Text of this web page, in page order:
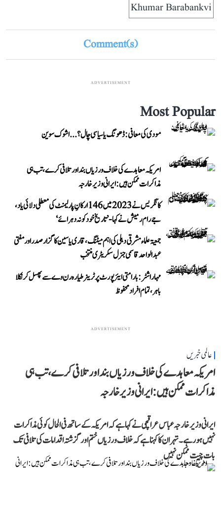
Khumar Barabankvi
Comment(s)
ADVERTISEMENT
Most Popular
مودی کی معافی: ڈھونگ یا سیاسی چال؟...اشوک سوین
امریکہ معاہدے کی خلاف ورزیاں بند اور تلافی کرے، تب ہی
مذاکرات ممکن ہیں: ایرانی وزیر خارجہ
کانگریس نے 2023 میں 146 ارکانِ پارلیمنٹ کی معطلی دلائی یاد،
جے رام رمیش نے کہا- ’تاریخ خود کو نہ دہرائے‘
جمعیۃ علماء مشرقی دہلی کی اہم میٹنگ، قاری یاسین کا گزار صدر اور مفتی
عبد الواحد قاسمی جنرل سکریٹری منتخب
مہاراشٹر: بارامتی ایئرپورٹ پر ٹرینر طیارہ رن وے سے پھسل کر نکلا
باہر، تمام افراد محفوظ
ADVERTISEMENT
عالمی خبریں
امریکہ معاہدے کی خلاف ورزیاں بند اور تلافی کرے، تب ہی
مذاکرات ممکن ہیں: ایرانی وزیر خارجہ
ایرانی وزیر خارجہ عباس عراقچی نے کہا ہے کہ امریکہ کے ساتھ فی الحال کوئی مذاکرات
نہیں ہو رہے۔ تہران کا کہنا ہے کہ خلاف ورزیاں ختم اور گزشتہ اقدامات کی تلافی تک
بات چیت ممکن نہیں